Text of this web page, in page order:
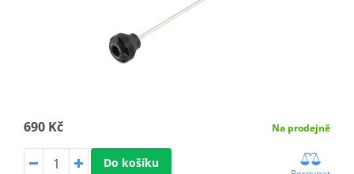
690 Kč Na prodejně
Do košíku